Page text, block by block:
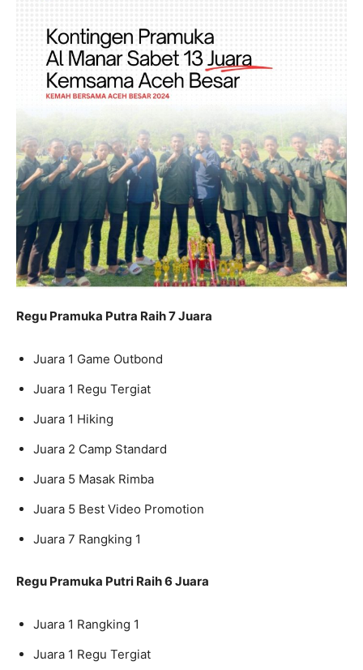
Regu Pramuka Putra Raih 7 Juara
Juara 1 Game Outbond
Juara 1 Regu Tergiat
Juara 1 Hiking
Juara 2 Camp Standard
Juara 5 Masak Rimba
Juara 5 Best Video Promotion
Juara 7 Rangking 1
Regu Pramuka Putri Raih 6 Juara
Juara 1 Rangking 1
Juara 1 Regu Tergiat